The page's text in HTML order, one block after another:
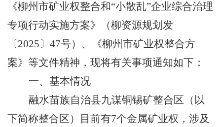
《柳州市矿业权整合和“小散乱”企业综合治理
专项行动实施方案》（柳资源规划发
〔2025〕 47号）、《柳州市矿业权整合方
案》等文件精神 ，现将有关事项通知如下：
一、基本情况
融水苗族自治县九谋铜锡矿整合区（以
下简称整合区）目前有7个金属矿业权，涉及